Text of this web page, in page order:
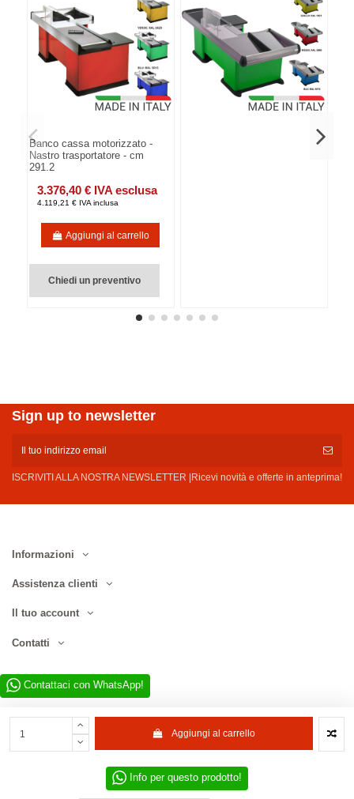
Aggiungi al carrello
Info per questo prodotto!
Banco cassa motorizzato -
Nastro trasportatore - cm
291.2
3.376,40 € IVA esclusa
4.119,21 € IVA inclusa
Aggiungi al carrello
Chiedi un preventivo
Sign up to newsletter
ISCRIVITI ALLA NOSTRA NEWSLETTER |Ricevi novità e offerte in anteprima!
Informazioni
Assistenza clienti
Il tuo account
Contatti
Contattaci con WhatsApp!
Sito web realizzato da D.L. Service Div. E-Commerce S.r.l. | Via Municipio